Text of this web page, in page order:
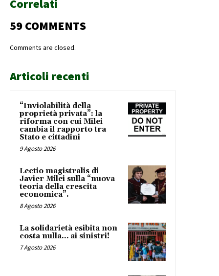
Correlati
59 COMMENTS
Comments are closed.
Articoli recenti
“Inviolabilità della
proprietà privata”: la
riforma con cui Milei
cambia il rapporto tra
Stato e cittadini
9 Agosto 2026
Lectio magistralis di
Javier Milei sulla “nuova
teoria della crescita
economica”.
8 Agosto 2026
La solidarietà esibita non
costa nulla… ai sinistri!
7 Agosto 2026